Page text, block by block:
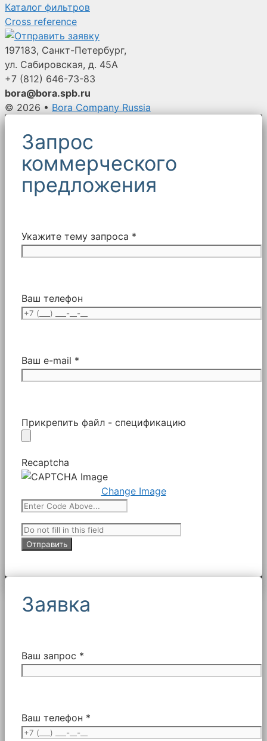
Каталог фильтров
Cross reference
197183, Санкт-Петербург,
ул. Сабировская, д. 45А
+7 (812) 646-73-83
bora@bora.spb.ru
© 2026 • Bora Company Russia
Запрос
коммерческого
предложения
Укажите тему запроса *
Ваш телефон
Ваш e-mail *
Прикрепить файл - спецификацию
Recaptcha
Change Image
Заявка
Ваш запрос *
Ваш телефон *